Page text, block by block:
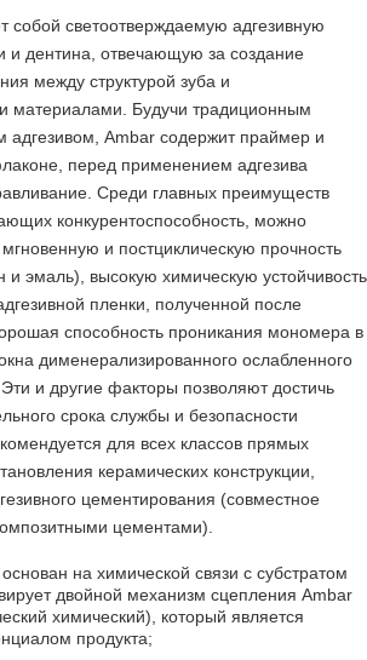
собой светоотверждаемую адгезивную
и дентина, отвечающую за создание
между структурой зуба и
материалами. Будучи традиционным
адгезивом, Ambar содержит праймер и
перед применением адгезива
Среди главных преимуществ
конкурентоспособность, можно
и постциклическую прочность
и эмаль), высокую химическую устойчивость
пленки, полученной после
способность проникания мономера в
дименерализированного ослабленного
и другие факторы позволяют достичь
срока службы и безопасности
для всех классов прямых
керамических конструкции,
цементирования (совместное
цементами).
на химической связи с субстратом
двойной механизм сцепления Ambar
химический), который является
продукта;